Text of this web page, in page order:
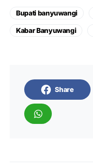
Bupati banyuwangi
Kabar Banyuwangi
Share